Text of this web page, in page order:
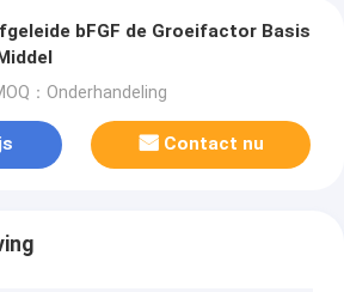
bFGF de Groeifactor Basis
：Onderhandeling
Contact nu